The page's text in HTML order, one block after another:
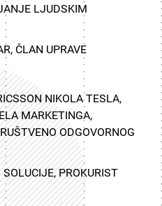
LJUDSKIM
ČLAN UPRAVE
NIKOLA TESLA,
MARKETINGA,
ODGOVORNOG
SOLUCIJE, PROKURIST